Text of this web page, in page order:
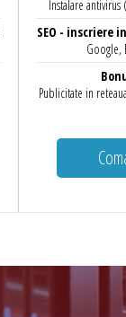
Instalare antivirus
SEO - inscriere
Google,
Publicitate in